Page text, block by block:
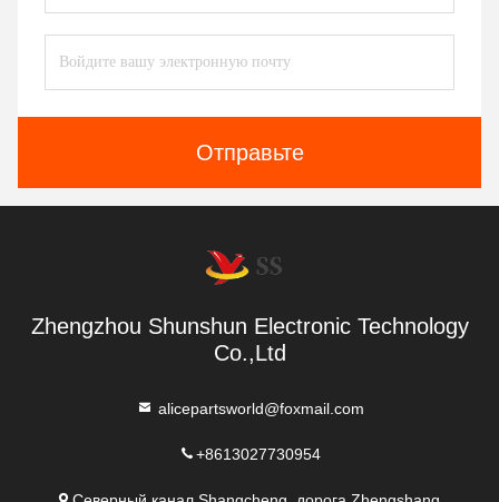
Отправьте
Zhengzhou Shunshun Electronic Technology
Co.,Ltd
alicepartsworld@foxmail.com
+8613027730954